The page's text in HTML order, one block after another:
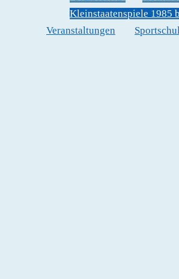
Kleinstaatenspiele 1985
Veranstaltungen